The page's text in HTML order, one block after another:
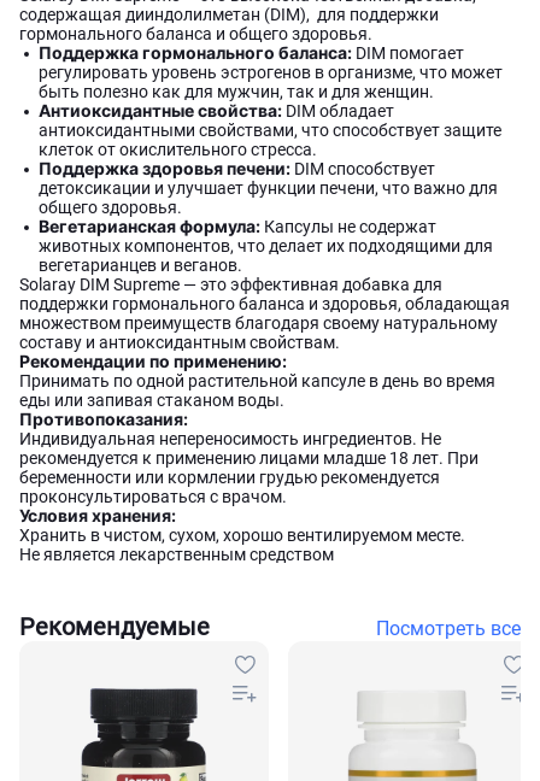
содержащая дииндолилметан (DIM), для поддержки
гормонального баланса и общего здоровья.
Поддержка гормонального баланса: DIM помогает
регулировать уровень эстрогенов в организме, что может
быть полезно как для мужчин, так и для женщин.
Антиоксидантные свойства: DIM обладает
антиоксидантными свойствами, что способствует защите
клеток от окислительного стресса.
Поддержка здоровья печени: DIM способствует
детоксикации и улучшает функции печени, что важно для
общего здоровья.
Вегетарианская формула: Капсулы не содержат
животных компонентов, что делает их подходящими для
вегетарианцев и веганов.
Solaray DIM Supreme — это эффективная добавка для
поддержки гормонального баланса и здоровья, обладающая
множеством преимуществ благодаря своему натуральному
составу и антиоксидантным свойствам.
Рекомендации по применению:
Принимать по одной растительной капсуле в день во время
еды или запивая стаканом воды.
Противопоказания:
Индивидуальная непереносимость ингредиентов. Не
рекомендуется к применению лицами младше 18 лет. При
беременности или кормлении грудью рекомендуется
проконсультироваться с врачом.
Условия хранения:
Хранить в чистом, сухом, хорошо вентилируемом месте.
Не является лекарственным средством
Рекомендуемые Посмотреть все